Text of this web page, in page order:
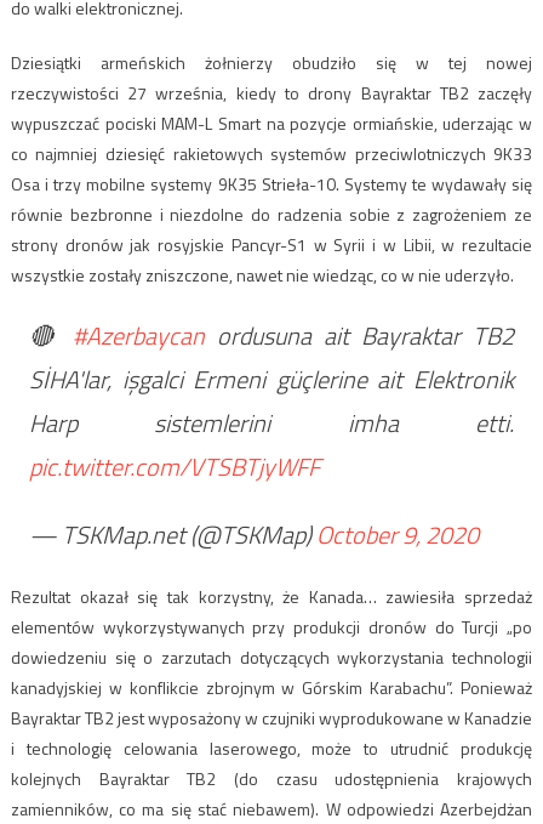
do walki elektronicznej.
Dziesiątki armeńskich żołnierzy obudziło się w tej nowej
rzeczywistości 27 września, kiedy to drony Bayraktar TB2 zaczęły
wypuszczać pociski MAM-L Smart na pozycje ormiańskie, uderzając w
co najmniej dziesięć rakietowych systemów przeciwlotniczych 9K33
Osa i trzy mobilne systemy 9K35 Strieła-10. Systemy te wydawały się
równie bezbronne i niezdolne do radzenia sobie z zagrożeniem ze
strony dronów jak rosyjskie Pancyr-S1 w Syrii i w Libii, w rezultacie
wszystkie zostały zniszczone, nawet nie wiedząc, co w nie uderzyło.
🔴 #Azerbaycanordusuna ait Bayraktar TB2
SİHA'lar, işgalci Ermeni güçlerine ait Elektronik
Harp sistemlerini imha etti.
pic.twitter.com/VTSBTjyWFF
— TSKMap.net (@TSKMap)October 9, 2020
Rezultat okazał się tak korzystny, że Kanada… zawiesiła sprzedaż
elementów wykorzystywanych przy produkcji dronów do Turcji „po
dowiedzeniu się o zarzutach dotyczących wykorzystania technologii
kanadyjskiej w konflikcie zbrojnym w Górskim Karabachu”. Ponieważ
Bayraktar TB2 jest wyposażony w czujniki wyprodukowane w Kanadzie
i technologię celowania laserowego, może to utrudnić produkcję
kolejnych Bayraktar TB2 (do czasu udostępnienia krajowych
zamienników, co ma się stać niebawem). W odpowiedzi Azerbejdżan